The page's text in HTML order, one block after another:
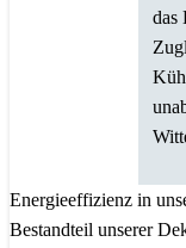
das
Energieeffizienz in
Bestandteil unserer